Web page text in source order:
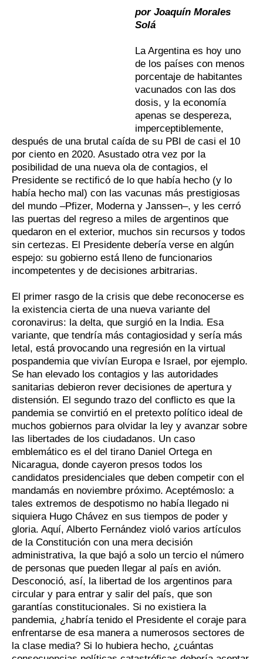
por Joaquín Morales
Solá
La Argentina es hoy uno
de los países con menos
porcentaje de habitantes
vacunados con las dos
dosis, y la economía
apenas se despereza,
imperceptiblemente,
después de una brutal caída de su PBI de casi el 10
por ciento en 2020. Asustado otra vez por la
posibilidad de una nueva ola de contagios, el
Presidente se rectificó de lo que había hecho (y lo
había hecho mal) con las vacunas más prestigiosas
del mundo –Pfizer, Moderna y Janssen–, y les cerró
las puertas del regreso a miles de argentinos que
quedaron en el exterior, muchos sin recursos y todos
sin certezas. El Presidente debería verse en algún
espejo: su gobierno está lleno de funcionarios
incompetentes y de decisiones arbitrarias.
El primer rasgo de la crisis que debe reconocerse es
la existencia cierta de una nueva variante del
coronavirus: la delta, que surgió en la India. Esa
variante, que tendría más contagiosidad y sería más
letal, está provocando una regresión en la virtual
pospandemia que vivían Europa e Israel, por ejemplo.
Se han elevado los contagios y las autoridades
sanitarias debieron rever decisiones de apertura y
distensión. El segundo trazo del conflicto es que la
pandemia se convirtió en el pretexto político ideal de
muchos gobiernos para olvidar la ley y avanzar sobre
las libertades de los ciudadanos. Un caso
emblemático es el del tirano Daniel Ortega en
Nicaragua, donde cayeron presos todos los
candidatos presidenciales que deben competir con el
mandamás en noviembre próximo. Aceptémoslo: a
tales extremos de despotismo no había llegado ni
siquiera Hugo Chávez en sus tiempos de poder y
gloria. Aquí, Alberto Fernández violó varios artículos
de la Constitución con una mera decisión
administrativa, la que bajó a solo un tercio el número
de personas que pueden llegar al país en avión.
Desconoció, así, la libertad de los argentinos para
circular y para entrar y salir del país, que son
garantías constitucionales. Si no existiera la
pandemia, ¿habría tenido el Presidente el coraje para
enfrentarse de esa manera a numerosos sectores de
la clase media? Si lo hubiera hecho, ¿cuántas